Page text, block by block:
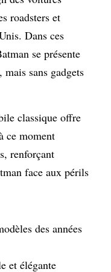
roadsters et
Dans ces
se présente
sans gadgets
classique offre
ce moment
renforçant
face aux périls
des années
et élégante